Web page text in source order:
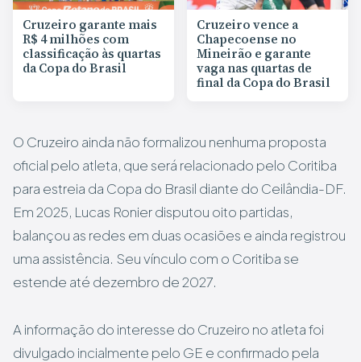
Cruzeiro garante mais
R$ 4 milhões com
classificação às quartas
da Copa do Brasil
Cruzeiro vence a
Chapecoense no
Mineirão e garante
vaga nas quartas de
final da Copa do Brasil
O Cruzeiro ainda não formalizou nenhuma proposta
oficial pelo atleta, que será relacionado pelo Coritiba
para estreia da Copa do Brasil diante do Ceilândia-DF.
Em 2025, Lucas Ronier disputou oito partidas,
balançou as redes em duas ocasiões e ainda registrou
uma assistência. Seu vínculo com o Coritiba se
estende até dezembro de 2027.
A informação do interesse do Cruzeiro no atleta foi
divulgado incialmente pelo GE e confirmado pela